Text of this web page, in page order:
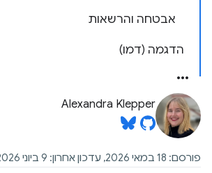
אבטחה והרשאות
הדגמה (דמו)
Alexandra Klepper
פורסם: 18 במאי 2026, עדכון אחרון: 9 ביוני 2026